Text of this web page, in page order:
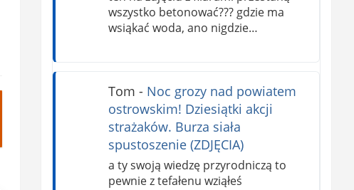
wszystko betonować??? gdzie ma
wsiąkać woda, ano nigdzie…
Tom - Noc grozy nad powiatem
ostrowskim! Dziesiątki akcji
strażaków. Burza siała
spustoszenie (ZDJĘCIA)
a ty swoją wiedzę przyrodniczą to
pewnie z tefałenu wziąłeś